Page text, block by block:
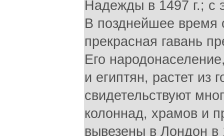
Надежды в 1497 г.; с
В позднейшее время
прекрасная гавань
Eго
и египтян, растет из
свидетельствуют
колоннад, храмов и
вывезены в Лондон в